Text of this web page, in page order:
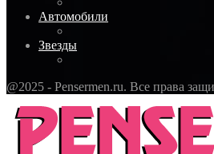
Автомобили
Звезды
@2025 - Pensermen.ru. Все права